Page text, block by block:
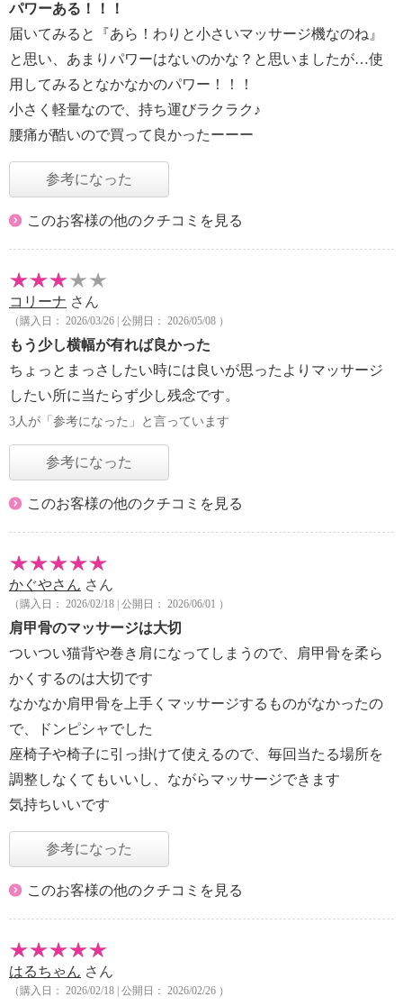
パワーある！！！
届いてみると『あら！わりと小さいマッサージ機なのね』
と思い、あまりパワーはないのかな？と思いましたが…使
用してみるとなかなかのパワー！！！
小さく軽量なので、持ち運びラクラク♪
腰痛が酷いので買って良かったーーー
参考になった
このお客様の他のクチコミを見る
コリーナ さん
（購入日： 2026/03/26 | 公開日： 2026/05/08 ）
もう少し横幅が有れば良かった
ちょっとまっさしたい時には良いが思ったよりマッサージ
したい所に当たらず少し残念です。
3人が「参考になった」と言っています
参考になった
このお客様の他のクチコミを見る
かぐやさん さん
（購入日： 2026/02/18 | 公開日： 2026/06/01 ）
肩甲骨のマッサージは大切
ついつい猫背や巻き肩になってしまうので、肩甲骨を柔ら
かくするのは大切です
なかなか肩甲骨を上手くマッサージするものがなかったの
で、ドンピシャでした
座椅子や椅子に引っ掛けて使えるので、毎回当たる場所を
調整しなくてもいいし、ながらマッサージできます
気持ちいいです
参考になった
このお客様の他のクチコミを見る
はるちゃん さん
（購入日： 2026/02/18 | 公開日： 2026/02/26 ）